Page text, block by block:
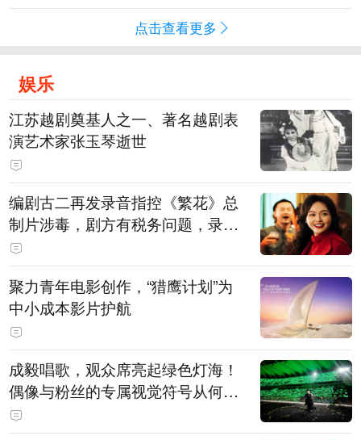
点击查看更多
娱乐
江苏越剧奠基人之一、著名越剧表
演艺术家张玉琴逝世
编剧古二再发录音指控《繁花》总
制片涉毒，剧方有税务问题，录音
中王家卫称“一点够了，要不然又要
出事”
聚力青年电影创作，“猎鹰计划”为
中小成本影片护航
成毅唱歌，观众席亮起绿色灯海！
偶像与粉丝的专属视觉符号从何而
来